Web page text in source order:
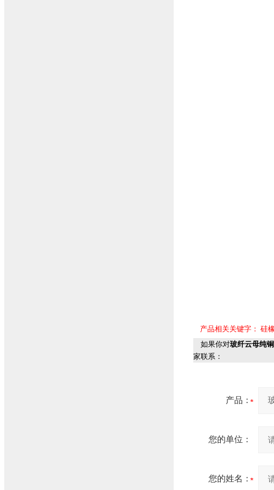
产品相关关键字： 硅
如果你对玻纤云母纯
家联系：
产品：
您的单位：
您的姓名：